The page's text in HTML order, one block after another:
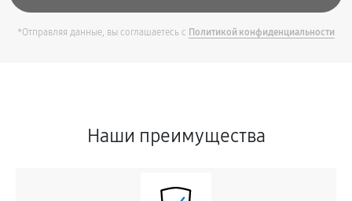
*Отправляя данные, вы соглашаетесь с Политикой конфиденциальности
Наши преимущества